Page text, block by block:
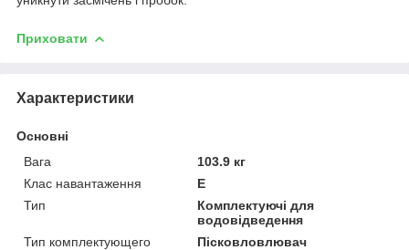
Приховати
Характеристики
Основні
Вага
103.9 кг
Клас навантаження
E
Тип
Комплектуючі для
водовідведення
Тип комплектующего
Пісковловлювач